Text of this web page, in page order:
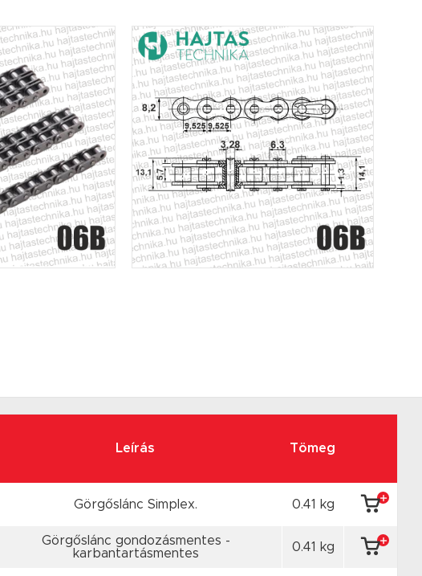
Leírás Tömeg
Görgőslánc Simplex. 0.41 kg
Görgőslánc gondozásmentes -
karbantartásmentes
0.41 kg